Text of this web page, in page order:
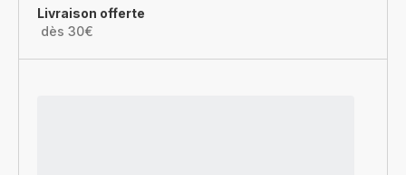
Livraison offerte
dès 30€